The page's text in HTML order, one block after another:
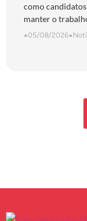
como
manter o
•05/08/2026•